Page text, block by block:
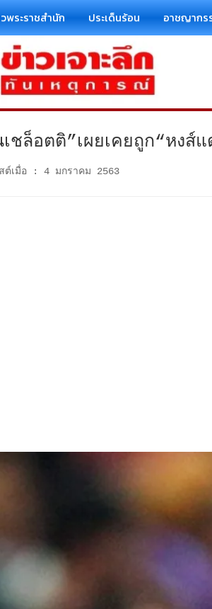
พระราชสำนัก ประเด็นร้อน อาชญากร
ชล็อตติ”เผยเคยถูก“หงส์
ต์เมื่อ : 4 มกราคม 2563